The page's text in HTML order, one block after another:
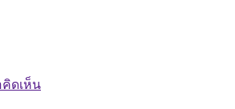
คิดเห็น